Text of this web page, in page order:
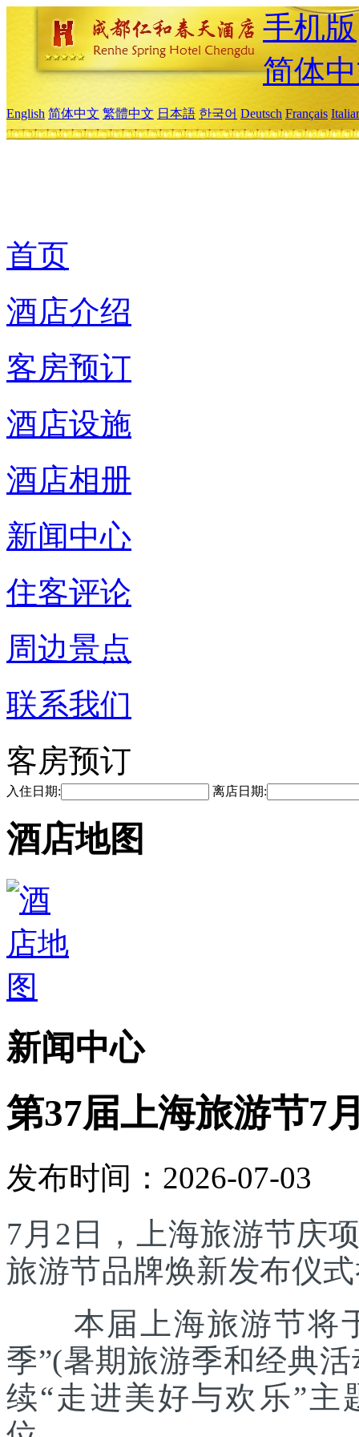
手机版
简体
English 简体中文 繁體中文 日本語 한국어 Deutsch Français
首页
酒店介绍
客房预订
酒店设施
酒店相册
新闻中心
住客评论
周边景点
联系我们
客房预订
入住日期: 离店日期:
酒店地图
新闻中心
第37届上海旅游节7
发布时间：2026-07-03
7月2日，上海旅游节庆
旅游节品牌焕新发布仪
本届上海旅游节将于
季”(暑期旅游季和经典
续“走进美好与欢乐”主